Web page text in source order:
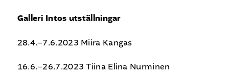
Galleri Intos utställningar
28.4.–7.6.2023 Miira Kangas
16.6.–26.7.2023 Tiina Elina Nurminen